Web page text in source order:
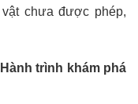
chưa được phép,
trình khám phá